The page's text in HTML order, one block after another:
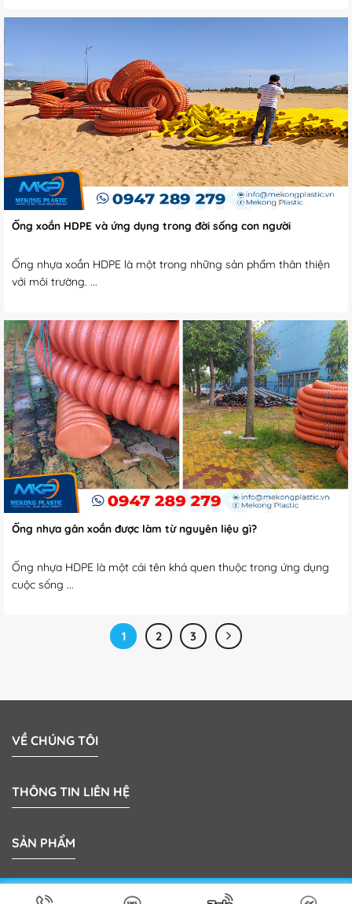
Ống xoắn HDPE và ứng dụng trong đời sống con người
Ống nhựa xoắn HDPE là một trong những sản phẩm thân thiện
với môi trường. ...
Ống nhựa gân xoắn được làm từ nguyên liệu gì?
Ống nhựa HDPE là một cái tên khá quen thuộc trong ứng dụng
cuộc sống ...
1 2 3
VỀ CHÚNG TÔI
THÔNG TIN LIÊN HỆ
SẢN PHẨM
Bản quyền 2026 © MeKong Plastic | Thiết kế bởiSun